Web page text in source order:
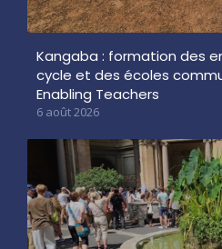
Kangaba : formation des
cycle et des écoles
Enabling Teachers
6 août 2026